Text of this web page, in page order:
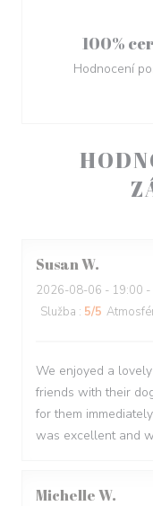
SusanW
2026-08-06 - 19:00
Služba : 5/5
We enjoyed a
friends with their
for them
was excellent and
MichelleW
100%
Hodnocení